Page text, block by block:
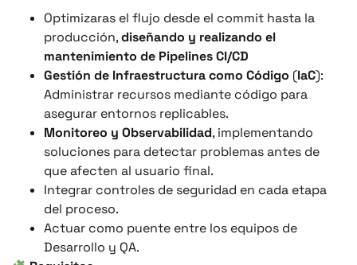
Optimizaras el flujo desde el commit hasta la
producción,diseñando y realizando el
mantenimiento de Pipelines CI/CD
Gestión de Infraestructura como Código (IaC):
Administrar recursos mediante código para
asegurar entornos replicables.
Monitoreo y Observabilidad, implementando
soluciones para detectar problemas antes de
que afecten al usuario final.
Integrar controles de seguridad en cada etapa
del proceso.
Actuar como puente entre los equipos de
Desarrollo y QA.